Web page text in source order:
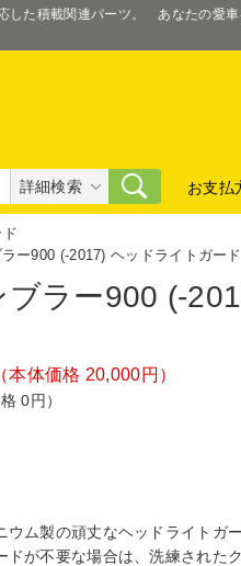
た積載関連パーツ。 あなたの愛
お支払
詳細検索
ー900 (-2017) ヘッドライトガード
ラー900 (-
体価格 20,000円）
0円）
ム製の頑丈なヘッドライトガ
が不要な場合は、洗練された